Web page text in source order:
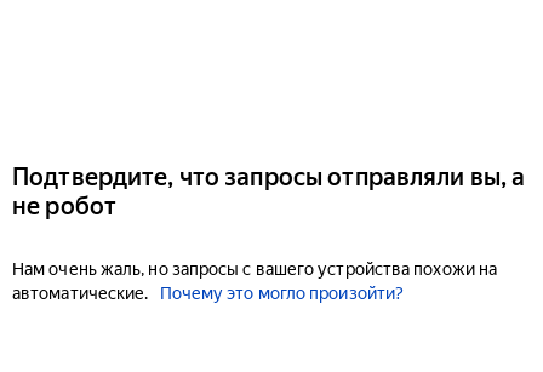
Подтвердите, что запросы отправляли вы, а
не робот
Нам очень жаль, но запросы с вашего устройства похожи на
автоматические.
Почему это могло произойти?